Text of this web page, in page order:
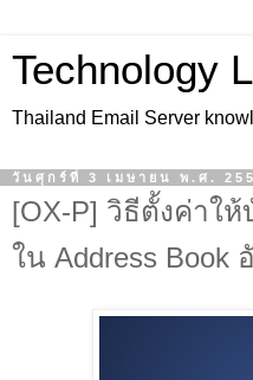
Technology
Thailand Email Server
วันศุกร์ที่ 3 เมษายน พ.ศ.
[OX-P] วิธีตั้งค่าใ
ใน Address Book